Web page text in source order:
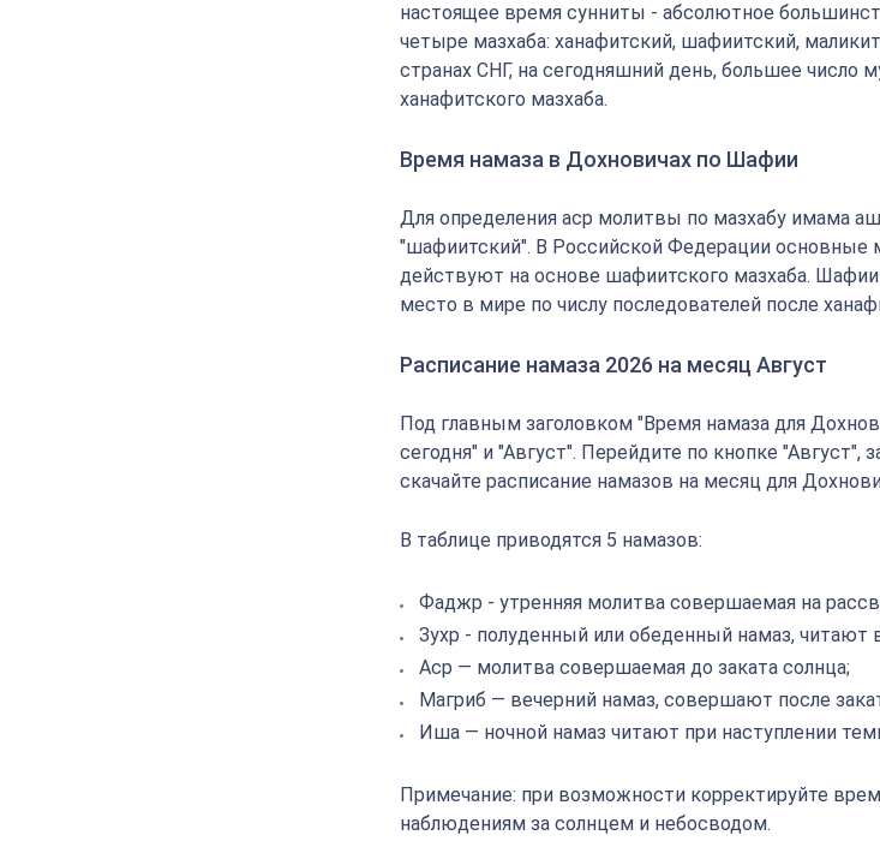
настоящее время сунниты - абсолютное
четыре мазхаба: ханафитский, шафиитский,
странах СНГ, на сегодняшний день, большее число
ханафитского мазхаба.
Время намаза в Дохновичах по Шафии
Для определения аср молитвы по мазхабу имама
"шафиитский". В Российской Федерации основные
действуют на основе шафиитского мазхаба.
место в мире по числу последователей после
Расписание намаза 2026 на месяц Август
Под главным заголовком "Время намаза для
сегодня" и "Август". Перейдите по кнопке "Август",
скачайте расписание намазов на месяц для
В таблице приводятся 5 намазов:
Фаджр - утренняя молитва совершаемая на
Зухр - полуденный или обеденный намаз, читают
Аср — молитва совершаемая до заката солнца;
Магриб — вечерний намаз, совершают после
Иша — ночной намаз читают при наступлении
Примечание: при возможности корректируйте
наблюдениям за солнцем и небосводом.